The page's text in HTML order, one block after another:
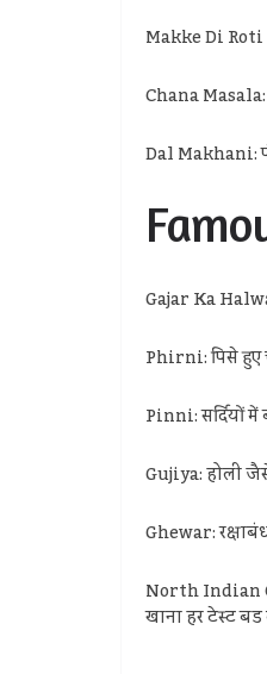
Makke Di Roti
Chana Masala:
Dal Makhani:
Gajar Ka
Phirni: पिसे हुए
Pinni: सर्दियों
Gujiya: होली
Ghewar:
North Indian
खाना हर टेस्ट